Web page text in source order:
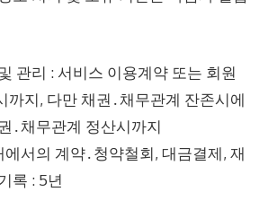
관리 : 서비스 이용계약 또는 회원
까지, 다만 채권․채무관계 잔존시에
․채무관계 정산시까지
에서의 계약․청약철회, 대금결제, 재
록 : 5년